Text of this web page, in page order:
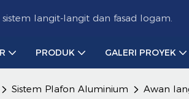
langit-langit dan fasad logam.
PRODUK GALERI PROYEK
Sistem Plafon Aluminium Awan